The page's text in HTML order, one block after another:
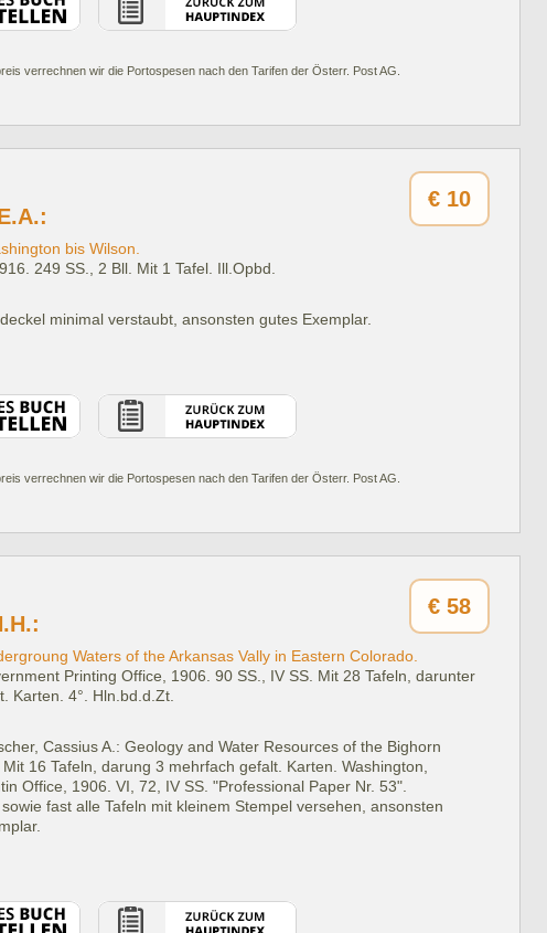
verrechnen wir die Portospesen nach den Tarifen der Österr. Post AG.
€ 10
bis Wilson.
249 SS., 2 Bll. Mit 1 Tafel. Ill.Opbd.
minimal verstaubt, ansonsten gutes Exemplar.
verrechnen wir die Portospesen nach den Tarifen der Österr. Post AG.
€ 58
Waters of the Arkansas Vally in Eastern Colorado.
Printing Office, 1906. 90 SS., IV SS. Mit 28 Tafeln, darunter
Karten. 4°. Hln.bd.d.Zt.
Cassius A.: Geology and Water Resources of the Bighorn
16 Tafeln, darung 3 mehrfach gefalt. Karten. Washington,
Office, 1906. VI, 72, IV SS. "Professional Paper Nr. 53".
fast alle Tafeln mit kleinem Stempel versehen, ansonsten